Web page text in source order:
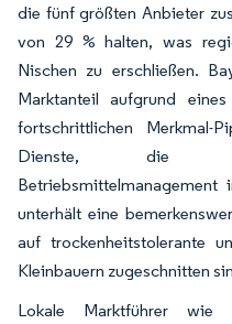
die fünf größten Anbieter
von 29 % halten, was
Nischen zu erschließen.
Marktanteil aufgrund
fortschrittlichen Merkmal-
Dienste, die
Betriebsmittelmanagement
unterhält eine
auf trockenheitstolerante
Kleinbauern zugeschnitten
Lokale Marktführer wie